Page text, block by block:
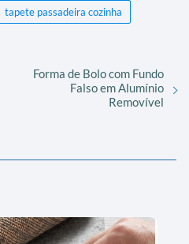
tapete passadeira cozinha
Forma de Bolo com Fundo
Falso em Alumínio
Removível